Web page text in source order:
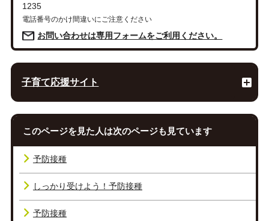
1235
電話番号のかけ間違いにご注意ください
お問い合わせは専用フォームをご利用ください。
子育て応援サイト
このページを見た人は次のページも見ています
予防接種
しっかり受けよう！予防接種
予防接種